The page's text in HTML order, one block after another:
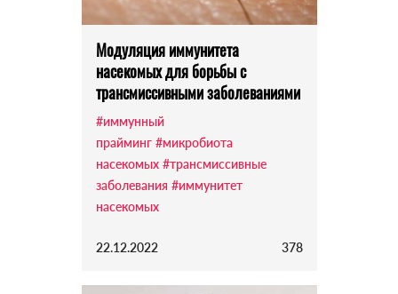
Модуляция иммунитета
насекомых для борьбы с
трансмиссивными заболеваниями
#иммунный
прайминг #микробиота
насекомых #трансмиссивные
заболевания #иммунитет
насекомых
22.12.2022 378